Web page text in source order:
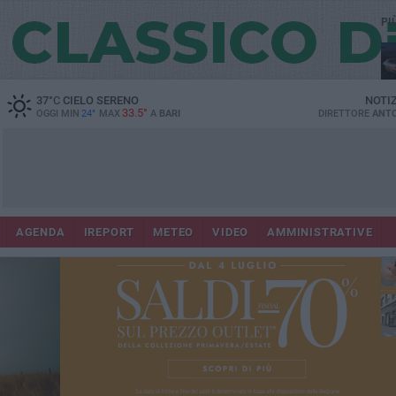
37°CCIELO SERENO
OGGI MIN 24° MAX 33.5° A BARI DIRETTORE
AGENDA IREPORT METEO VIDEO AMMINISTRATIVE